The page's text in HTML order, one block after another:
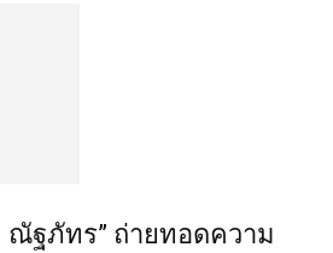
ณัฐภัทร” ถ่ายทอดความ